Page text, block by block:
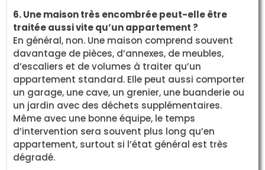
6. Une maison très encombrée peut-elle être
traitée aussi vite qu’un appartement ?
En général, non. Une maison comprend souvent
davantage de pièces, d’annexes, de meubles,
d’escaliers et de volumes à traiter qu’un
appartement standard. Elle peut aussi comporter
un garage, une cave, un grenier, une buanderie ou
un jardin avec des déchets supplémentaires.
Même avec une bonne équipe, le temps
d’intervention sera souvent plus long qu’en
appartement, surtout si l’état général est très
dégradé.